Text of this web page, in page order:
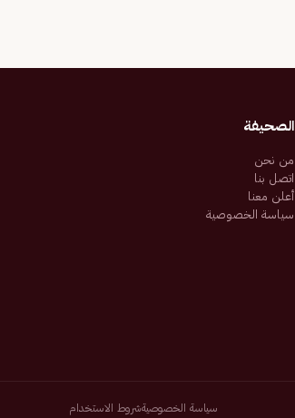
الصحيفة
من نحن
اتصل بنا
أعلن معنا
سياسة الخصوصية
سياسة الخصوصيةشروط الاستخدام